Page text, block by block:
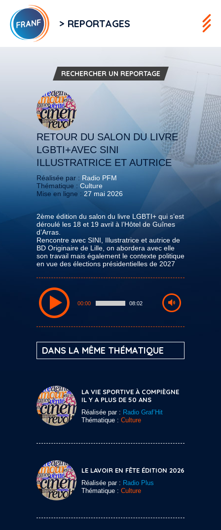
> REPORTAGES
RECHERCHER UN REPORTAGE
RETOUR DU SALON DU LIVRE
LGBTI+AVEC SINI
ILLUSTRATRICE ET AUTRICE
Réalisée par : Radio PFM
Thématique : Culture
Mise en ligne : 27 mai 2026
2ème édition du salon du livre LGBTI+ qui s’est
déroulé les 18 et 19 avril à l’Hôtel de Guînes
d’Arras.
Rencontre avec SINI, Illustratrice et autrice de
BD Originaire de Lille, on abordera avec elle
son travail mais également le contexte politique
en vue des élections présidentielles de 2027
00:00 08:02
DANS LA MÊME THÉMATIQUE
LA VIE SPORTIVE À COMPIÈGNE
IL Y A PLUS DE 50 ANS
Réalisée par : Radio Graf’Hit
Thématique : Culture
LE LAVOIR EN FÊTE ÉDITION 2026
Réalisée par : Radio Plus
Thématique : Culture